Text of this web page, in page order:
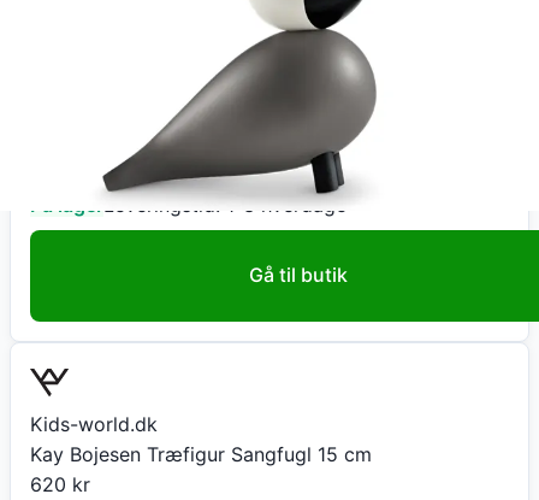
Sangfugl Ernst af Kay Bojesen Jacobsen Plus
+ 50 kr fragt
570
Leveringstid:1-3 hverdage
Gå til butik
Kids-world.dk
Kay Bojesen Træfigur Sangfugl 15 cm
620 kr